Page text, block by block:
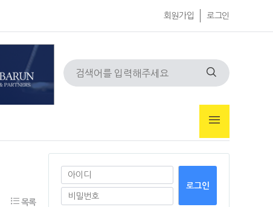
회원가입 로그인
목록